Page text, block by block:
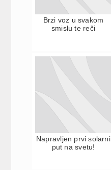
Brzi voz u svakom
smislu te reči
Napravljen prvi solarni
put na svetu!